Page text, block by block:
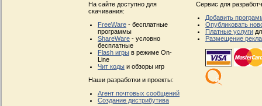
На сайте доступно для
скачивания:
FreeWare - бесплатные
программы
ShareWare - условно
бесплатные
Flash игры в режиме On-
Line
Чит коды и обзоры игр
Наши разработки и проекты:
Агент почтовых сообщений
Создание дистрибутива
Сервис для
Добавить
Опубликовать
Платные услуги
Размещение